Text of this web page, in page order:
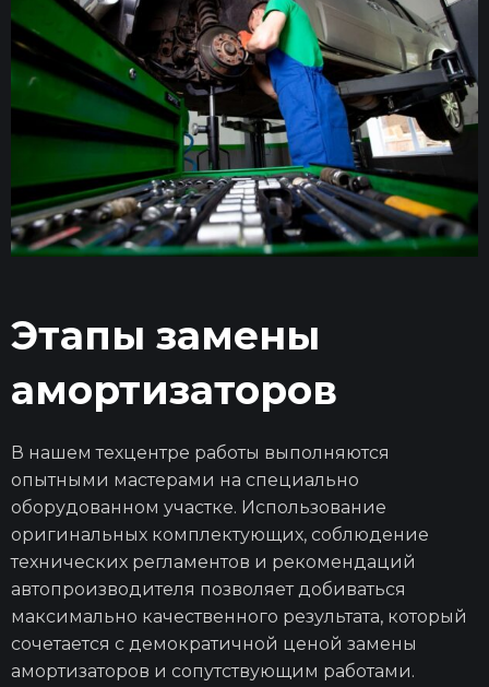
Этапы замены
амортизаторов
В нашем техцентре работы выполняются
опытными мастерами на специально
оборудованном участке. Использование
оригинальных комплектующих, соблюдение
технических регламентов и рекомендаций
автопроизводителя позволяет добиваться
максимально качественного результата, который
сочетается с демократичной ценой замены
амортизаторов и сопутствующим работами.